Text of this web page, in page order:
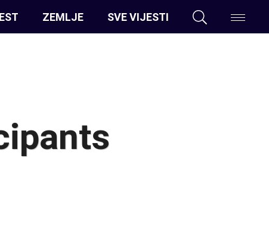
ZEMLJE SVE VIJESTI